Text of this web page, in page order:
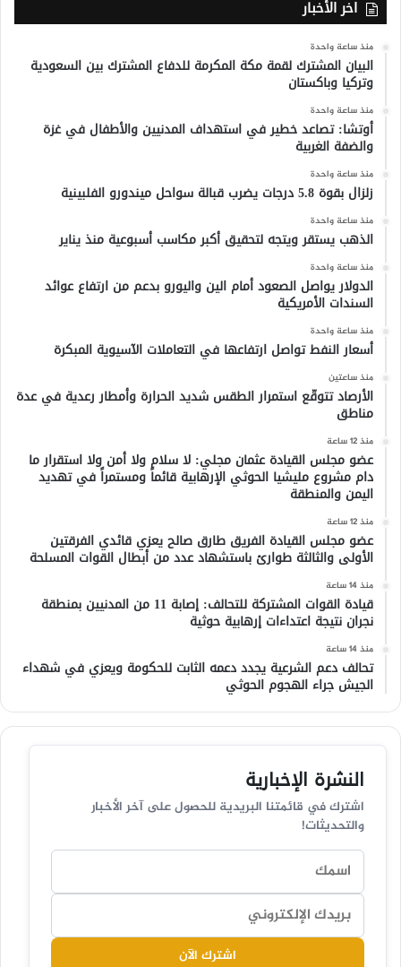
اخر الأخبار
منذ ساعة واحدة
البيان المشترك لقمة مكة المكرمة للدفاع المشترك بين السعودية
وتركيا وباكستان
منذ ساعة واحدة
أوتشا: تصاعد خطير في استهداف المدنيين والأطفال في غزة
والضفة الغربية
منذ ساعة واحدة
زلزال بقوة 5.8 درجات يضرب قبالة سواحل ميندورو الفلبينية
منذ ساعة واحدة
الذهب يستقر ويتجه لتحقيق أكبر مكاسب أسبوعية منذ يناير
منذ ساعة واحدة
الدولار يواصل الصعود أمام الين واليورو بدعم من ارتفاع عوائد
السندات الأمريكية
منذ ساعة واحدة
أسعار النفط تواصل ارتفاعها في التعاملات الآسيوية المبكرة
منذ ساعتين
الأرصاد تتوقّع استمرار الطقس شديد الحرارة وأمطار رعدية في عدة
مناطق
منذ 12 ساعة
عضو مجلس القيادة عثمان مجلي: لا سلام ولا أمن ولا استقرار ما
دام مشروع مليشيا الحوثي الإرهابية قائماً ومستمراً في تهديد
اليمن والمنطقة
منذ 12 ساعة
عضو مجلس القيادة الفريق طارق صالح يعزي قائدي الفرقتين
الأولى والثالثة طوارئ باستشهاد عدد من أبطال القوات المسلحة
منذ 14 ساعة
قيادة القوات المشتركة للتحالف: إصابة 11 من المدنيين بمنطقة
نجران نتيجة اعتداءات إرهابية حوثية
منذ 14 ساعة
تحالف دعم الشرعية يجدد دعمه الثابت للحكومة ويعزي في شهداء
الجيش جراء الهجوم الحوثي
النشرة الإخبارية
اشترك في قائمتنا البريدية للحصول على آخر الأخبار
والتحديثات!
اشترك الآن